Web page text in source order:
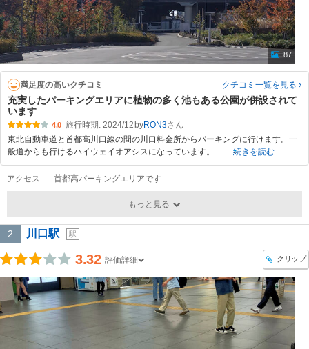
87
満足度の高いクチコミ クチコミ一覧を見る
充実したパーキングエリアに植物の多く池もある公園が併設されて
います
4.0 旅行時期: 2024/12 byRON3
東北自動車道と首都高川口線の間の川口料金所からパーキングに行けます。一
般道からも行けるハイウェイオアシスになっています。
続きを読む
アクセス 首都高パーキングエリアです
もっと見る
2 川口駅 駅
3.32 評価詳細 クリップ